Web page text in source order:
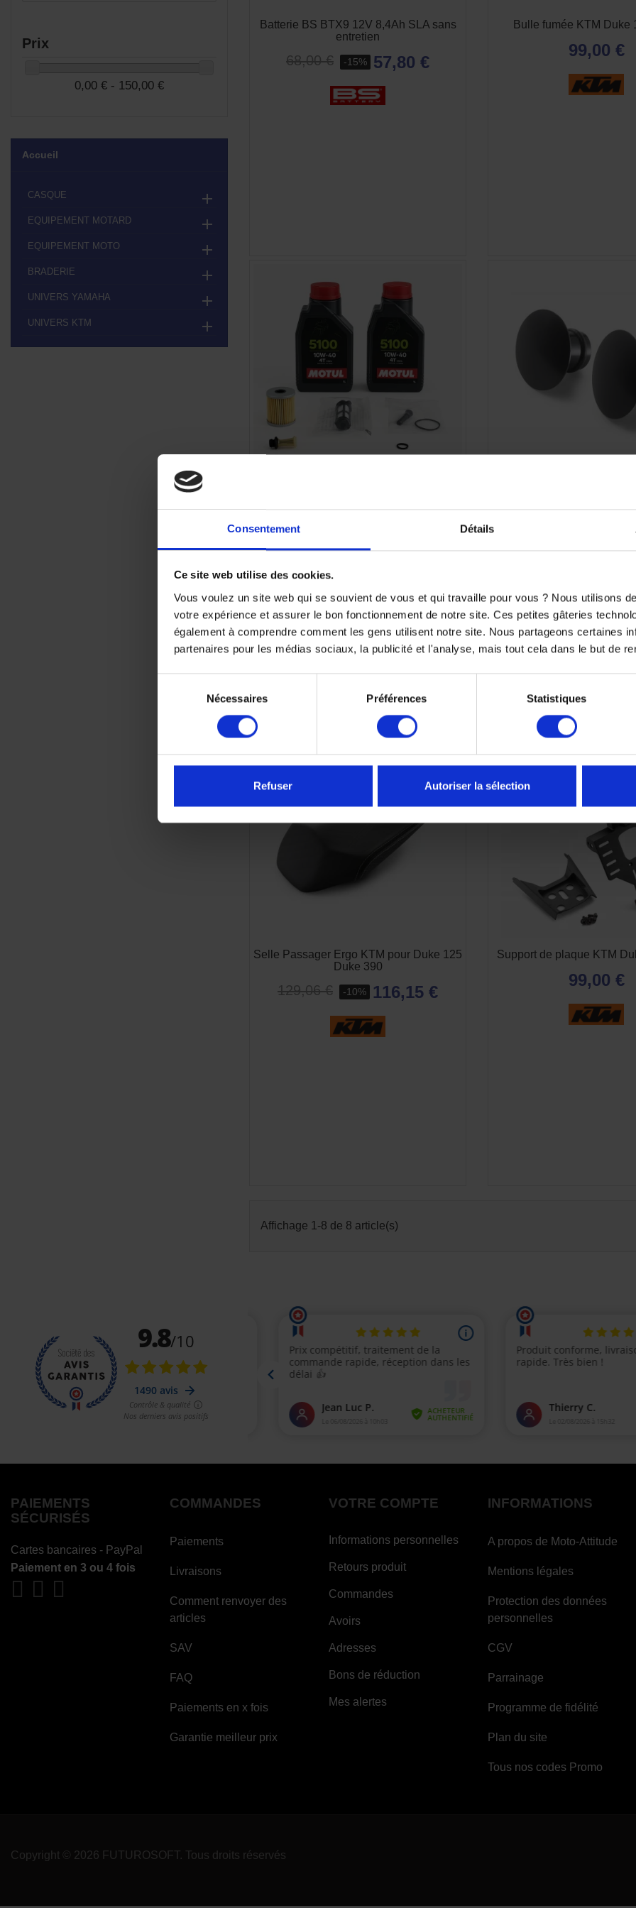
Consentement Détails
Ce site web utilise des cookies.
Vous voulez un site web qui se souvient de vous et qui travaille pour vous ? Nous utilisons
votre expérience et assurer le bon fonctionnement de notre site. Ces petites gâteries
également à comprendre comment les gens utilisent notre site. Nous partageons certaines
partenaires pour les médias sociaux, la publicité et l'analyse, mais tout cela dans le but de
consentement
Nécessaires Préférences Statistiques
Refuser Autoriser la sélection
Prix
0,00 € - 150,00 €
Accueil
CASQUE 
EQUIPEMENT MOTARD 
EQUIPEMENT MOTO 
BRADERIE 
UNIVERS YAMAHA 
UNIVERS KTM 
Batterie BS BTX9 12V 8,4Ah SLA sans
entretien
68,00 € -15% 57,80 €
Bulle fumée KTM Duke
99,00 €
Jeu de bouchons
Selle Passager Ergo KTM pour Duke 125
Duke 390
129,06 € -10% 116,15 €
Support de plaque KTM
99,00 €
Affichage 1-8 de 8 article(s)
PAIEMENTS
SÉCURISÉS
Cartes bancaires - PayPal
Paiement en 3 ou 4 fois
COMMANDES
Paiements
Livraisons
Comment renvoyer des
articles
SAV
FAQ
Paiements en x fois
Garantie meilleur prix
VOTRE COMPTE
Informations personnelles
Retours produit
Commandes
Avoirs
Adresses
Bons de réduction
Mes alertes
INFORMATIONS
A propos de Moto-Attitude
Mentions légales
Protection des données
personnelles
CGV
Parrainage
Programme de fidélité
Plan du site
Tous nos codes Promo
Copyright © 2026 FUTUROSOFT. Tous droits réservés